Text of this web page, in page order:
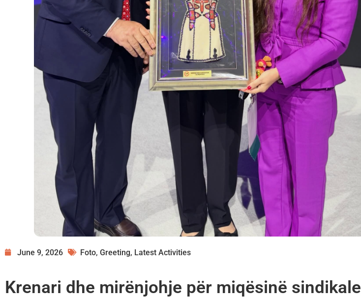
June 9, 2026 Foto, Greeting, Latest Activities
Krenari dhe mirënjohje për miqësinë sindikale